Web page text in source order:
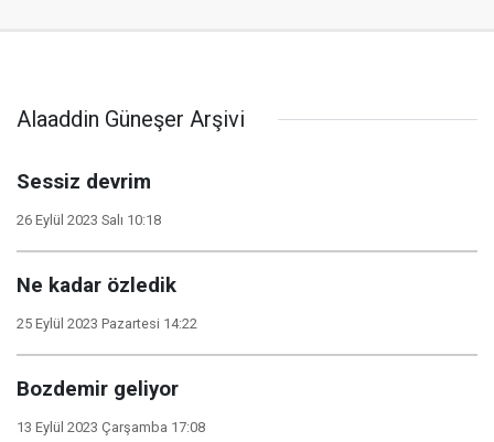
Alaaddin Güneşer Arşivi
Sessiz devrim
26 Eylül 2023 Salı 10:18
Ne kadar özledik
25 Eylül 2023 Pazartesi 14:22
Bozdemir geliyor
13 Eylül 2023 Çarşamba 17:08